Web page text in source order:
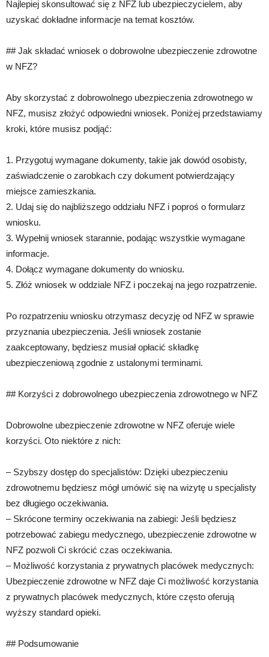
Najlepiej skonsultować się z NFZ lub ubezpieczycielem, aby
uzyskać dokładne informacje na temat kosztów.
## Jak składać wniosek o dobrowolne ubezpieczenie zdrowotne
w NFZ?
Aby skorzystać z dobrowolnego ubezpieczenia zdrowotnego w
NFZ, musisz złożyć odpowiedni wniosek. Poniżej przedstawiamy
kroki, które musisz podjąć:
1. Przygotuj wymagane dokumenty, takie jak dowód osobisty,
zaświadczenie o zarobkach czy dokument potwierdzający
miejsce zamieszkania.
2. Udaj się do najbliższego oddziału NFZ i poproś o formularz
wniosku.
3. Wypełnij wniosek starannie, podając wszystkie wymagane
informacje.
4. Dołącz wymagane dokumenty do wniosku.
5. Złóż wniosek w oddziale NFZ i poczekaj na jego rozpatrzenie.
Po rozpatrzeniu wniosku otrzymasz decyzję od NFZ w sprawie
przyznania ubezpieczenia. Jeśli wniosek zostanie
zaakceptowany, będziesz musiał opłacić składkę
ubezpieczeniową zgodnie z ustalonymi terminami.
## Korzyści z dobrowolnego ubezpieczenia zdrowotnego w NFZ
Dobrowolne ubezpieczenie zdrowotne w NFZ oferuje wiele
korzyści. Oto niektóre z nich:
– Szybszy dostęp do specjalistów: Dzięki ubezpieczeniu
zdrowotnemu będziesz mógł umówić się na wizytę u specjalisty
bez długiego oczekiwania.
– Skrócone terminy oczekiwania na zabiegi: Jeśli będziesz
potrzebować zabiegu medycznego, ubezpieczenie zdrowotne w
NFZ pozwoli Ci skrócić czas oczekiwania.
– Możliwość korzystania z prywatnych placówek medycznych:
Ubezpieczenie zdrowotne w NFZ daje Ci możliwość korzystania
z prywatnych placówek medycznych, które często oferują
wyższy standard opieki.
## Podsumowanie